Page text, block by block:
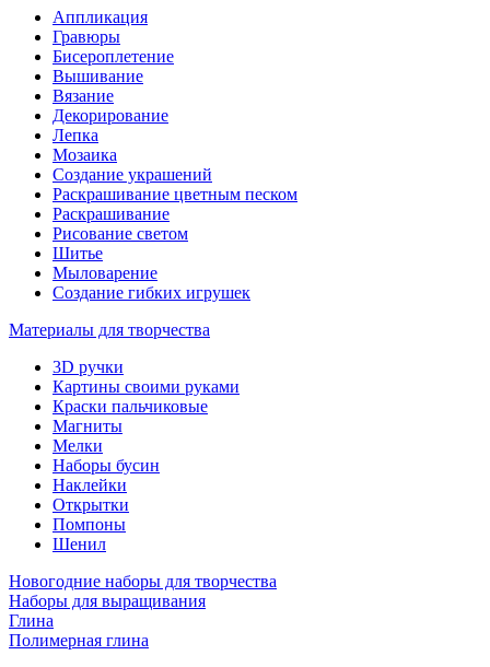
Аппликация
Гравюры
Бисероплетение
Вышивание
Вязание
Декорирование
Лепка
Мозаика
Создание украшений
Раскрашивание цветным песком
Раскрашивание
Рисование светом
Шитье
Мыловарение
Создание гибких игрушек
Материалы для творчества
3D ручки
Картины своими руками
Краски пальчиковые
Магниты
Мелки
Наборы бусин
Наклейки
Открытки
Помпоны
Шенил
Новогодние наборы для творчества
Наборы для выращивания
Глина
Полимерная глина